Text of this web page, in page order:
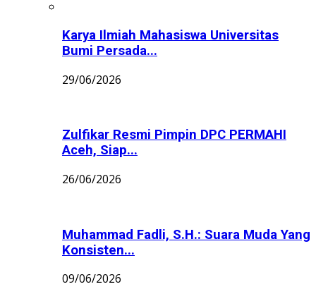
Karya Ilmiah Mahasiswa Universitas
Bumi Persada...
29/06/2026
Zulfikar Resmi Pimpin DPC PERMAHI
Aceh, Siap...
26/06/2026
Muhammad Fadli, S.H.: Suara Muda Yang
Konsisten...
09/06/2026